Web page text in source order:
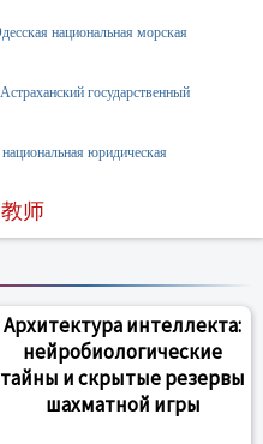
национальная морская
государственный
юридическая
师
Архитектура интеллекта:
нейробиологические
тайны и скрытые резервы
шахматной игры